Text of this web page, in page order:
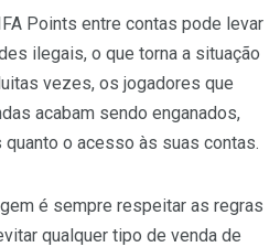
Points entre contas pode levar
ilegais, o que torna a situação
vezes, os jogadores que
acabam sendo enganados,
o acesso às suas contas.
é sempre respeitar as regras
qualquer tipo de venda de